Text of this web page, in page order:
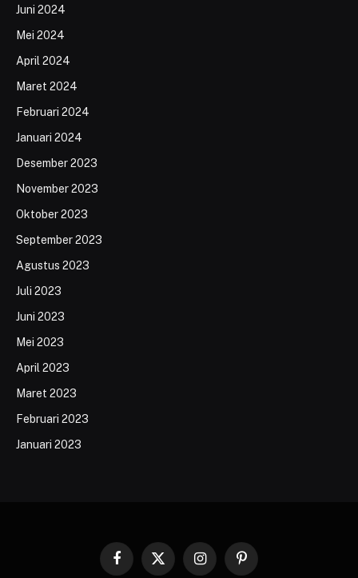
Juni 2024
Mei 2024
April 2024
Maret 2024
Februari 2024
Januari 2024
Desember 2023
November 2023
Oktober 2023
September 2023
Agustus 2023
Juli 2023
Juni 2023
Mei 2023
April 2023
Maret 2023
Februari 2023
Januari 2023
Facebook
X
InstagramPinterest